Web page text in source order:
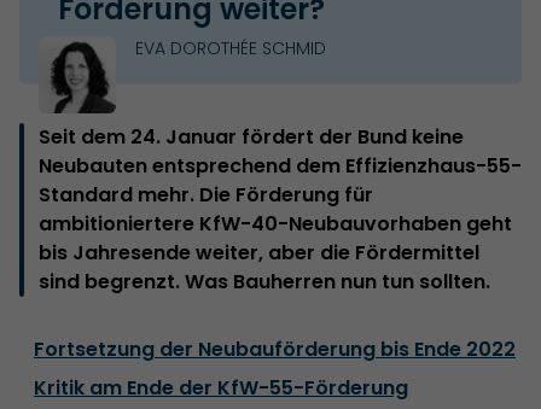
Förderung weiter?
EVA DOROTHÉE SCHMID
Seit dem 24. Januar fördert der Bund keine
Neubauten entsprechend dem Effizienzhaus-55-
Standard mehr. Die Förderung für
ambitioniertere KfW-40-Neubauvorhaben geht
bis Jahresende weiter, aber die Fördermittel
sind begrenzt. Was Bauherren nun tun sollten.
Fortsetzung der Neubauförderung bis Ende 2022
Kritik am Ende der KfW-55-Förderung